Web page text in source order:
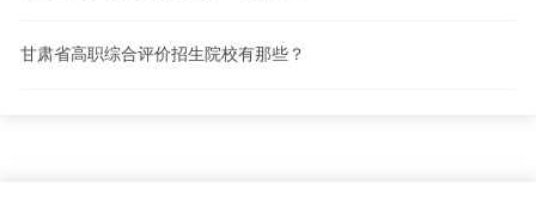
甘肃省高职综合评价招生院校有那些？